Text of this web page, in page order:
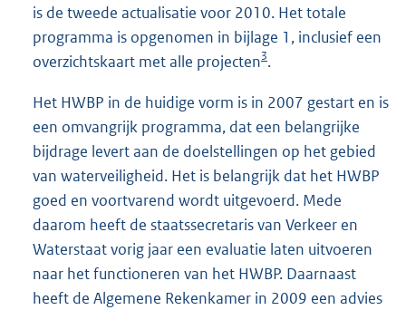
is de tweede actualisatie voor 2010. Het totale
programma is opgenomen in bijlage 1, inclusief een
overzichtskaart met alle projecten3.
Het HWBP in de huidige vorm is in 2007 gestart en is
een omvangrijk programma, dat een belangrijke
bijdrage levert aan de doelstellingen op het gebied
van waterveiligheid. Het is belangrijk dat het HWBP
goed en voortvarend wordt uitgevoerd. Mede
daarom heeft de staatssecretaris van Verkeer en
Waterstaat vorig jaar een evaluatie laten uitvoeren
naar het functioneren van het HWBP. Daarnaast
heeft de Algemene Rekenkamer in 2009 een advies